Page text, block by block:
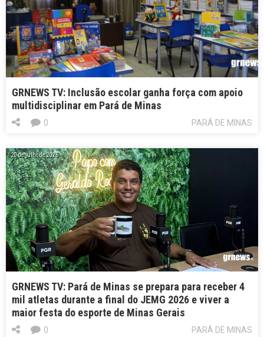
GRNEWS TV: Inclusão escolar ganha força com apoio
multidisciplinar em Pará de Minas
PARÁ DE MINAS
0
20 de julho de 2026
GRNEWS TV: Pará de Minas se prepara para receber 4
mil atletas durante a final do JEMG 2026 e viver a
maior festa do esporte de Minas Gerais
PARÁ DE MINAS
0